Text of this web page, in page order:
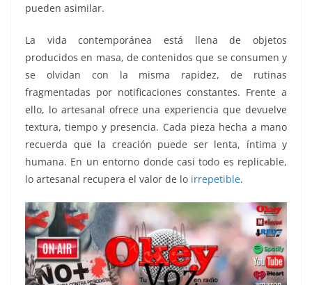
pueden asimilar.
La vida contemporánea está llena de objetos
producidos en masa, de contenidos que se consumen y
se olvidan con la misma rapidez, de rutinas
fragmentadas por notificaciones constantes. Frente a
ello, lo artesanal ofrece una experiencia que devuelve
textura, tiempo y presencia. Cada pieza hecha a mano
recuerda que la creación puede ser lenta, íntima y
humana. En un entorno donde casi todo es replicable,
lo artesanal recupera el valor de lo irrepetible.